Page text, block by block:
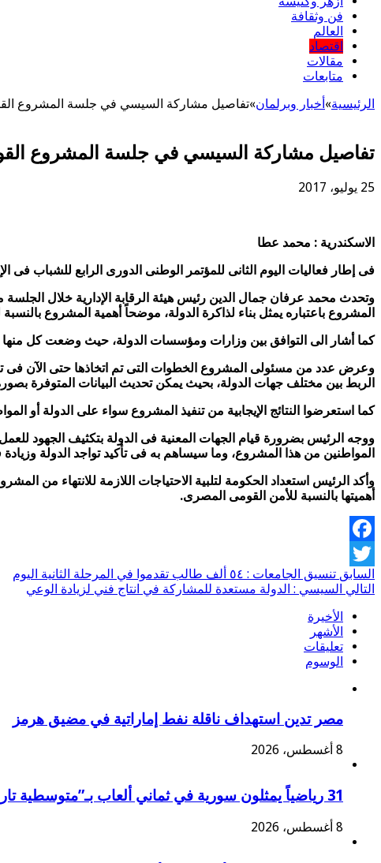
فن وثقافة
العالم
اقتصاد
مقالات
متابعات
الرئيسية»أخبار وبرلمان»تفاصيل مشاركة السيسي في جلسة المشروع
تفاصيل مشاركة السيسي في جلسة المشروع
25 يوليو، 2017
الاسكندرية : محمد عطا
فى إطار فعاليات اليوم الثانى للمؤتمر الوطنى الدورى الرابع للشباب
وتحدث محمد عرفان جمال الدين رئيس هيئة الرقابة الإدارية خلال الجلسة
المشروع باعتباره يمثل بناء لذاكرة الدولة، موضحاً أهمية المشروع بالنسبة
كما أشار الى التوافق بين وزارات ومؤسسات الدولة، حيث وضعت كل منها
وعرض عدد من مسئولى المشروع الخطوات التى تم اتخاذها حتى الآن فى
الربط بين مختلف جهات الدولة، بحيث يمكن تحديث البيانات المتوفرة
كما استعرضوا النتائج الإيجابية من تنفيذ المشروع سواء على الدولة أو
ووجه الرئيس بضرورة قيام الجهات المعنية فى الدولة بتكثيف الجهود
المواطنين من هذا المشروع، وما سيساهم به فى تأكيد تواجد الدولة وزيادة
وأكد الرئيس استعداد الحكومة لتلبية الاحتياجات اللازمة للانتهاء من
أهميتها بالنسبة للأمن القومى المصرى.
Facebook
Twitter
السابق تنسيق الجامعات : ٥٤ ألف طالب تقدموا في المرحلة الثانية اليوم
التالي السيسي : الدولة مستعدة للمشاركة في انتاج فني لزيادة الوعي
الأخيرة
الأشهر
تعليقات
الوسوم
مصر تدين استهداف ناقلة نفط إماراتية في مضيق هرمز
8 أغسطس، 2026
31 رياضياً يمثلون سورية في ثماني ألعاب بـ”متوسطية تارانتو 2026″
8 أغسطس، 2026